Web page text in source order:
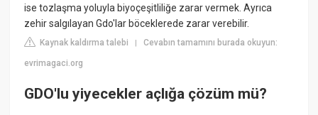
ise tozlaşma yoluyla biyoçeşitliliğe zarar vermek. Ayrıca
zehir salgılayan Gdo'lar böceklerede zarar verebilir.
Kaynak kaldırma talebi |Cevabın tamamını burada okuyun:
evrimagaci.org
GDO'lu yiyecekler açlığa çözüm mü?